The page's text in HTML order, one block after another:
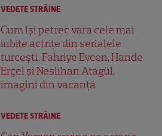
VEDETE STRĂINE
Cum își petrec vara cele mai
iubite actrițe din serialele
turcești. Fahriye Evcen, Hande
Erçel și Neslihan Atagül,
imagini din vacanță
VEDETE STRĂINE